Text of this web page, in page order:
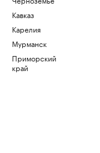
Кавказ
Карелия
Мурманск
Приморский
край